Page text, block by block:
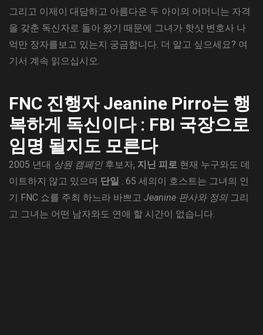
그리고 이제이 대담하고 아름다운 두 아이의 어머니는 자격
을 갖춘 독신자로 돌아 왔기 때문에 그녀가 핫샷 변호사 나
억만 장자를보고 있는지 궁금합니다. 더 알고 싶으세요? 여
기서 계속 읽으십시오.
FNC 진행자 Jeanine Pirro는 행
복하게 독신이다 : FBI 국장으로
임명 될지도 모른다
2005 년대 상원 캠페인후보자, 지닌 피로 현재 누구와도 데
이트하지 않고 있으며 단일 . 65 세의이 호스트는 그녀의 인
기 FNC 쇼를 주최 하느라 바쁘고 Jeanine 판사와 정의그리
고 그녀는 어떤 남자와도 연애 할 시간이 없습니다.